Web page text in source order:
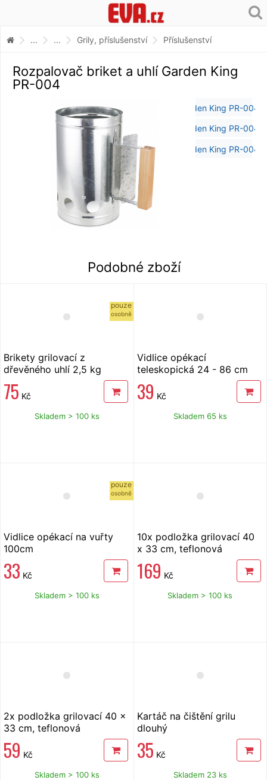
... ... Grily, příslušenství Příslušenství
Rozpalovač briket a uhlí Garden King
PR-004
Podobné zboží
pouze
osobně
Brikety grilovací z
dřevěného uhlí 2,5 kg
75 Kč
Skladem > 100 ks
Vidlice opékací
teleskopická 24 - 86 cm
39 Kč
Skladem 65 ks
pouze
osobně
Vidlice opékací na vuřty
100cm
33 Kč
Skladem > 100 ks
10x podložka grilovací 40
x 33 cm, teflonová
169 Kč
Skladem > 100 ks
2x podložka grilovací 40 x
33 cm, teflonová
59 Kč
Skladem > 100 ks
Kartáč na čištění grilu
dlouhý
35 Kč
Skladem 23 ks